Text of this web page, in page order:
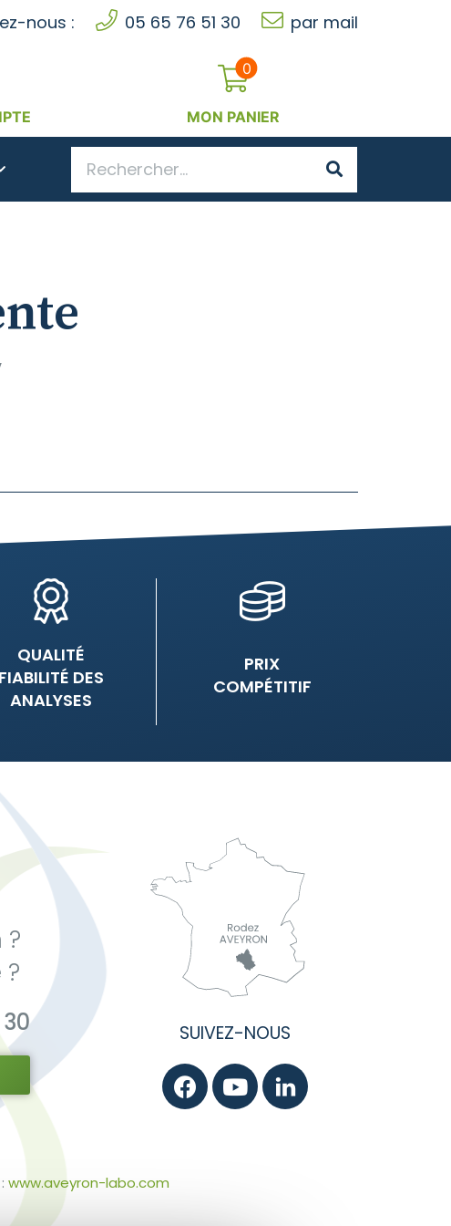
nous : 05 65 76 51 30 par mail
MON PANIER
0
QUALITÉ
FIABILITÉ DES
ANALYSES
PRIX
COMPÉTITIF
?
SUIVEZ-NOUS
www.aveyron-labo.com